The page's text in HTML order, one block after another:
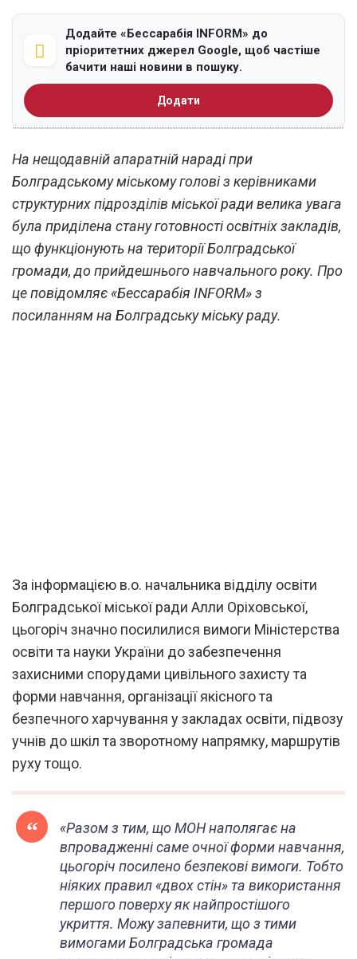
Додайте «Бессарабія INFORM» до
пріоритетних джерел Google, щоб частіше
бачити наші новини в пошуку.
Додати
На нещодавній апаратній нараді при
Болградському міському голові з керівниками
структурних підрозділів міської ради велика увага
була приділена стану готовності освітніх закладів,
що функціонують на території Болградської
громади, до прийдешнього навчального року. Про
це повідомляє «Бессарабія INFORM» з
посиланням на Болградську міську раду.
За інформацією в.о. начальника відділу освіти
Болградської міської ради Алли Оріховської,
цьогоріч значно посилилися вимоги Міністерства
освіти та науки України до забезпечення
захисними спорудами цивільного захисту та
форми навчання, організації якісного та
безпечного харчування у закладах освіти, підвозу
учнів до шкіл та зворотному напрямку, маршрутів
руху тощо.
«Разом з тим, що МОН наполягає на
впровадженні саме очної форми навчання,
цьогоріч посилено безпекові вимоги. Тобто
ніяких правил «двох стін» та використання
першого поверху як найпростішого
укриття. Можу запевнити, що з тими
вимогами Болградська громада